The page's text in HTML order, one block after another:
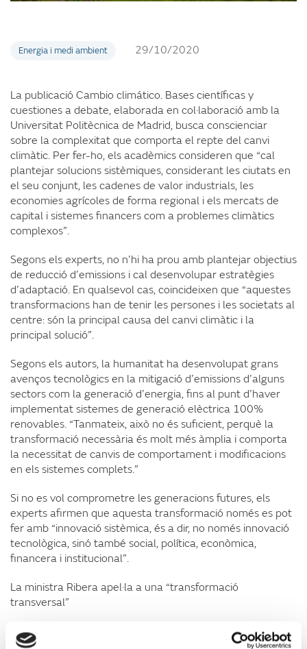
Energia i medi ambient 29/10/2020
La publicació Cambio climático. Bases científicas y
cuestiones a debate, elaborada en col·laboració amb la
Universitat Politècnica de Madrid, busca conscienciar
sobre la complexitat que comporta el repte del canvi
climàtic. Per fer-ho, els acadèmics consideren que “cal
plantejar solucions sistèmiques, considerant les ciutats en
el seu conjunt, les cadenes de valor industrials, les
economies agrícoles de forma regional i els mercats de
capital i sistemes financers com a problemes climàtics
complexos”.
Segons els experts, no n’hi ha prou amb plantejar objectius
de reducció d’emissions i cal desenvolupar estratègies
d’adaptació. En qualsevol cas, coincideixen que “aquestes
transformacions han de tenir les persones i les societats al
centre: són la principal causa del canvi climàtic i la
principal solució”.
Segons els autors, la humanitat ha desenvolupat grans
avenços tecnològics en la mitigació d’emissions d’alguns
sectors com la generació d’energia, fins al punt d’haver
implementat sistemes de generació elèctrica 100%
renovables. “Tanmateix, això no és suficient, perquè la
transformació necessària és molt més àmplia i comporta
la necessitat de canvis de comportament i modificacions
en els sistemes complets.”
Si no es vol comprometre les generacions futures, els
experts afirmen que aquesta transformació només es pot
fer amb “innovació sistèmica, és a dir, no només innovació
tecnològica, sinó també social, política, econòmica,
financera i institucional”.
La ministra Ribera apel·la a una “transformació
transversal”
La ministra per a la Transició Ecològica i Repte
Demogràfic, Teresa Ribera, ha participat avui en la